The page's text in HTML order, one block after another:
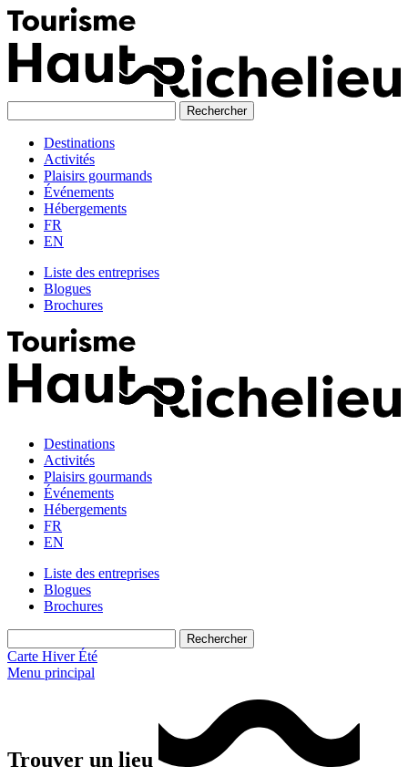
Skip
to
content
Destinations
Activités
Plaisirs gourmands
Événements
Hébergements
FR
EN
Liste des entreprises
Blogues
Brochures
Destinations
Activités
Plaisirs gourmands
Événements
Hébergements
FR
EN
Liste des entreprises
Blogues
Brochures
Carte Hiver Été
Menu principal
Trouver un lieu